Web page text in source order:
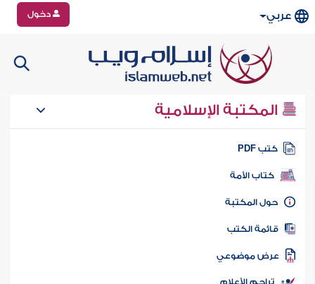
عربي دخول
المكتبة الإسلامية
كتب PDF
كتاب الأمة
المكتبة
الكتب